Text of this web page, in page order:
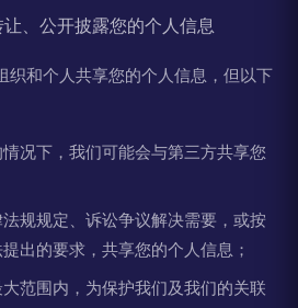
、公开披露您的个人信息
织和个人共享您的个人信息，但以下
况下，我们可能会与第三方共享您
规规定、诉讼争议解决需要，或按
出的要求，共享您的个人信息；
范围内，为保护我们及我们的关联